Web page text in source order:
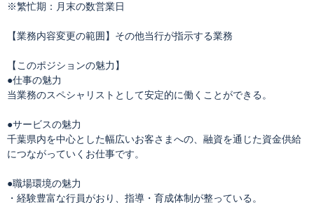
※繁忙期：月末の数営業日
【業務内容変更の範囲】その他当行が指示する業務
【このポジションの魅力】
●仕事の魅力
当業務のスペシャリストとして安定的に働くことができる。
●サービスの魅力
千葉県内を中心とした幅広いお客さまへの、融資を通じた資金供給
につながっていくお仕事です。
●職場環境の魅力
・経験豊富な行員がおり、指導・育成体制が整っている。